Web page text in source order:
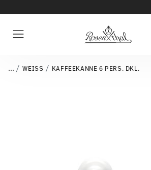
☀️ Summer SALE auf
... WEISS KAFFEEKANNE 6 PERS. DKL.